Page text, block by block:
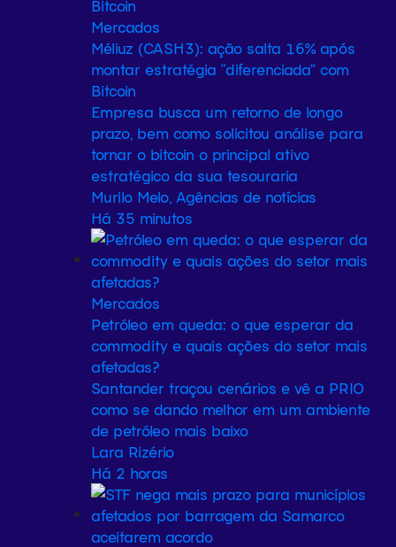
Mercados
Méliuz (CASH3): ação salta 16% após
montar estratégia “diferenciada” com
Bitcoin
Empresa busca um retorno de longo
prazo, bem como solicitou análise para
tornar o bitcoin o principal ativo
estratégico da sua tesouraria
Murilo Melo, Agências de notícias
Há 35 minutos
Mercados
Petróleo em queda: o que esperar da
commodity e quais ações do setor mais
afetadas?
Santander traçou cenários e vê a PRIO
como se dando melhor em um ambiente
de petróleo mais baixo
Lara Rizério
Há 2 horas